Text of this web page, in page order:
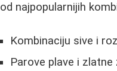
od najpopularnijih
Kombinaciju sive i
Parove plave i